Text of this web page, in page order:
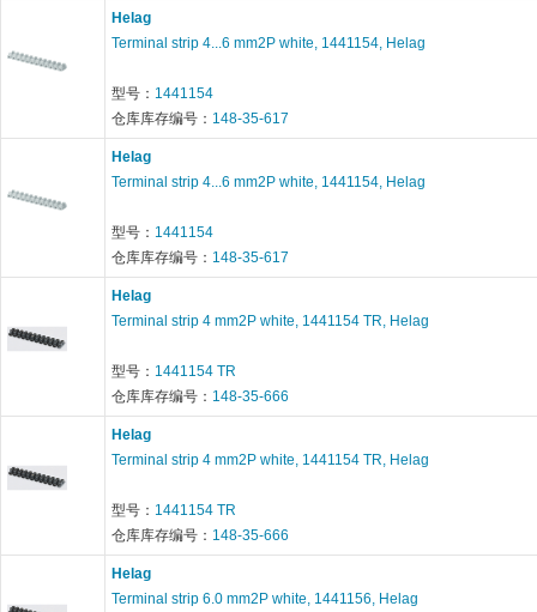
Helag
Terminal strip 4...6 mm2P white, 1441154, Helag
型号： 1441154
仓库库存编号： 148-35-617
Helag
Terminal strip 4...6 mm2P white, 1441154, Helag
型号： 1441154
仓库库存编号： 148-35-617
Helag
Terminal strip 4 mm2P white, 1441154 TR, Helag
型号： 1441154 TR
仓库库存编号： 148-35-666
Helag
Terminal strip 4 mm2P white, 1441154 TR, Helag
型号： 1441154 TR
仓库库存编号： 148-35-666
Helag
Terminal strip 6.0 mm2P white, 1441156, Helag